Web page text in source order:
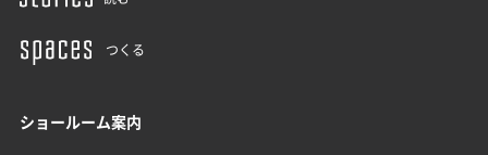
つくる
ショールーム案内